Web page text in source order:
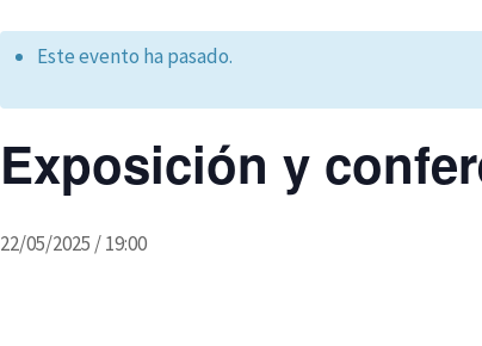
Este evento ha pasado.
Exposición y
22/05/2025 / 19:00